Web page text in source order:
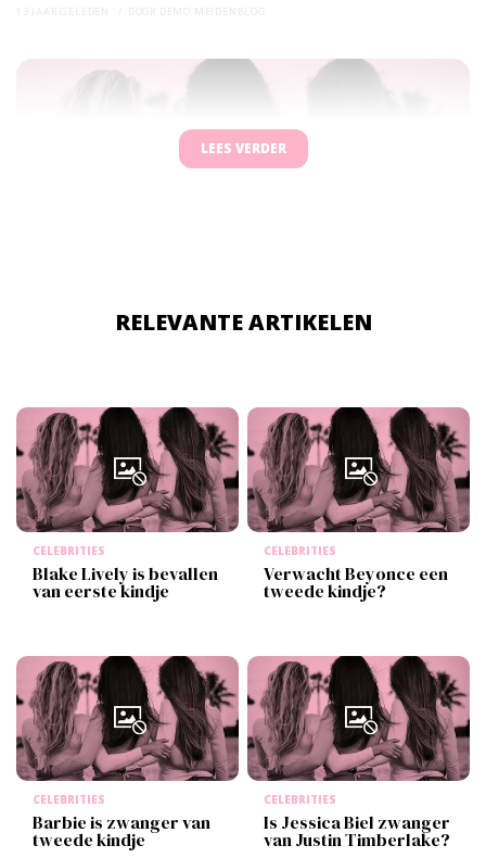
LEES VERDER
RELEVANTE ARTIKELEN
CELEBRITIES
Blake Lively is bevallen
van eerste kindje
CELEBRITIES
Verwacht Beyonce een
tweede kindje?
CELEBRITIES
Barbie is zwanger van
tweede kindje
CELEBRITIES
Is Jessica Biel zwanger
van Justin Timberlake?